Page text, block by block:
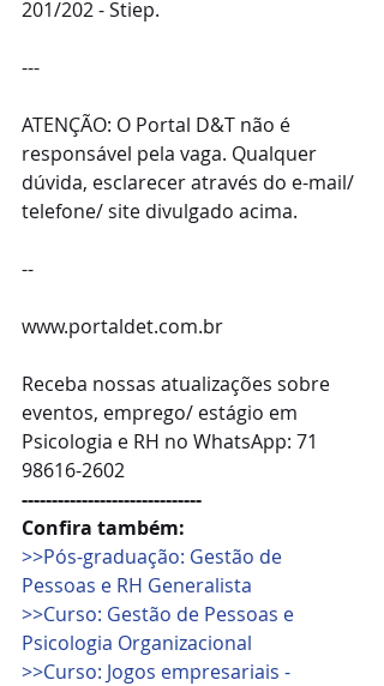
201/202 - Stiep.
---
ATENÇÃO: O Portal D&T não é
responsável pela vaga. Qualquer
dúvida, esclarecer através do e-mail/
telefone/ site divulgado acima.
--
www.portaldet.com.br
Receba nossas atualizações sobre
eventos, emprego/ estágio em
Psicologia e RH no WhatsApp: 71
98616-2602
------------------------------
Confira também:
>>Pós-graduação: Gestão de
Pessoas e RH Generalista
>>Curso: Gestão de Pessoas e
Psicologia Organizacional
>>Curso: Jogos empresariais -